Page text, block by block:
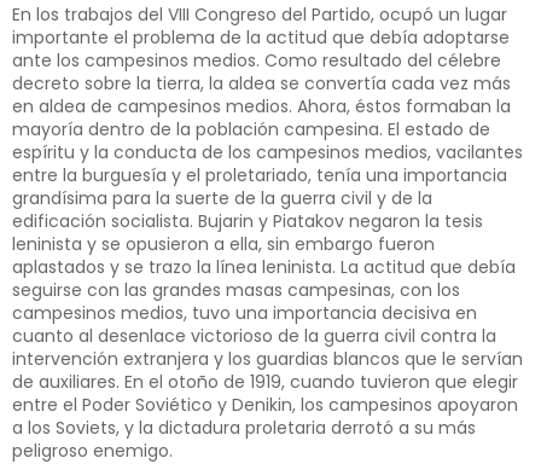
En los trabajos del VIII Congreso del Partido, ocupó un lugar
importante el problema de la actitud que debía adoptarse
ante los campesinos medios. Como resultado del célebre
decreto sobre la tierra, la aldea se convertía cada vez más
en aldea de campesinos medios. Ahora, éstos formaban la
mayoría dentro de la población campesina. El estado de
espíritu y la conducta de los campesinos medios, vacilantes
entre la burguesía y el proletariado, tenía una importancia
grandísima para la suerte de la guerra civil y de la
edificación socialista. Bujarin y Piatakov negaron la tesis
leninista y se opusieron a ella, sin embargo fueron
aplastados y se trazo la línea leninista. La actitud que debía
seguirse con las grandes masas campesinas, con los
campesinos medios, tuvo una importancia decisiva en
cuanto al desenlace victorioso de la guerra civil contra la
intervención extranjera y los guardias blancos que le servían
de auxiliares. En el otoño de 1919, cuando tuvieron que elegir
entre el Poder Soviético y Denikin, los campesinos apoyaron
a los Soviets, y la dictadura proletaria derrotó a su más
peligroso enemigo.